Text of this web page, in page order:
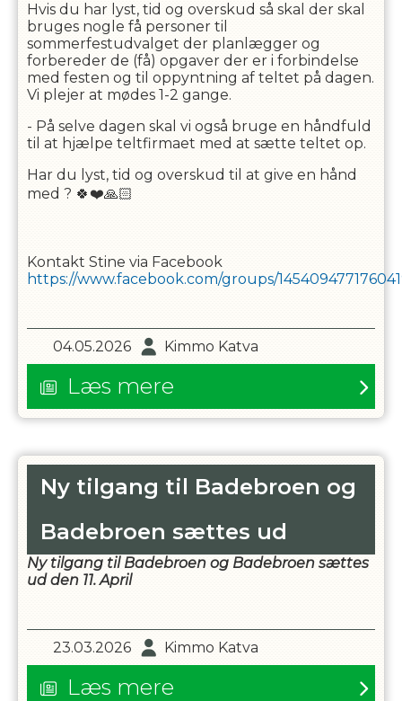
Hvis du har lyst, tid og overskud så skal der skal
bruges nogle få personer til
sommerfestudvalget der planlægger og
forbereder de (få) opgaver der er i forbindelse
med festen og til oppyntning af teltet på dagen.
Vi plejer at mødes 1-2 gange.
- På selve dagen skal vi også bruge en håndfuld
til at hjælpe teltfirmaet med at sætte teltet op.
Har du lyst, tid og overskud til at give en hånd
med ? 🍀❤️🙏🏻
Kontakt Stine via Facebook
https://www.facebook.com/groups/
04.05.2026 Kimmo Katva
Læs mere
Ny tilgang til Badebroen og
Badebroen sættes ud
Ny tilgang til Badebroen og Badebroen sættes
ud den 11. April
23.03.2026 Kimmo Katva
Læs mere